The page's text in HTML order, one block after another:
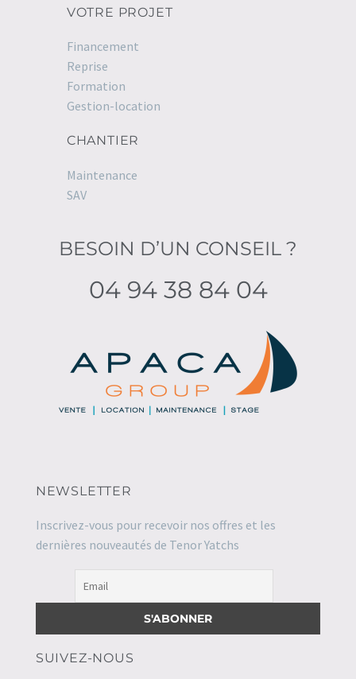
VOTRE PROJET
Financement
Reprise
Formation
Gestion-location
CHANTIER
Maintenance
SAV
BESOIN D’UN CONSEIL ?
04 94 38 84 04
NEWSLETTER
Inscrivez-vous pour recevoir nos offres et les
dernières nouveautés de Tenor Yatchs
SUIVEZ-NOUS